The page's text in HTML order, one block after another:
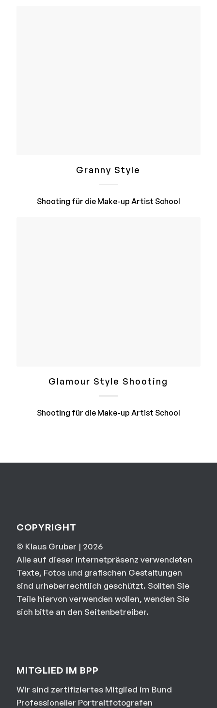
Granny Style
Shooting für die Make-up Artist School
Glamour Style Shooting
Shooting für die Make-up Artist School
COPYRIGHT
© Klaus Gruber | 2026
Alle auf dieser Internetpräsenz verwendeten
Texte, Fotos und grafischen Gestaltungen
sind urheberrechtlich geschützt. Sollten Sie
Teile hiervon verwenden wollen, wenden Sie
sich bitte an den Seitenbetreiber.
MITGLIED IM BPP
Wir sind zertifiziertes Mitglied im Bund
Professioneller Portraitfotografen